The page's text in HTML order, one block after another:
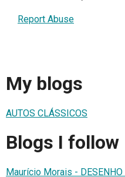
Report Abuse
My blogs
AUTOS CLÁSSICOS
Blogs I follow
Maurício Morais - DESENHO